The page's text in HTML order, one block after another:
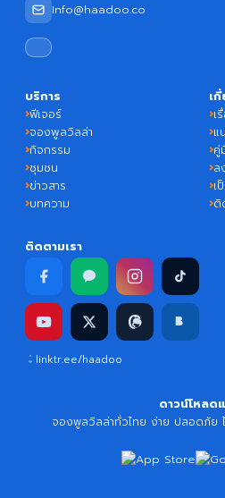
Info@haadoo.co
บริการ
ฟีเจอร์
จองพูลวิลล่า
กิจกรรม
ชุมชน
ข่าวสาร
บทความ
เ
เ
แ
คู่
ล
เ
ติ
ติดตามเรา
linktr.ee/haadoo
ดาวน์โหลด
จองพูลวิลล่าทั่วไทย ง่าย ปลอดภัย